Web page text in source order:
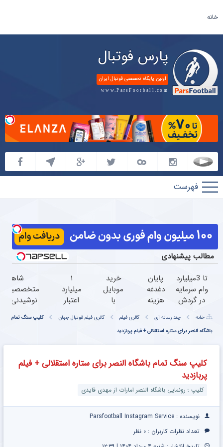
خانه
پارس فوتبال
اولین پایگاه تخصصی فوتبال ایران
www.ParsFootball.com
پارس
فوتبال
مطالب پیشنهادی
تا 3میلیارد
وام سرمایه
در گردش
=>
فروشگاهت
رو ثبت
پایان
دغدغه
هزینه
دندان
پزشکی
با پک
کننده
خرید
موبایل
با
پی |
قسط
سود و
۱
میلیارد
اعتبار
طلا |
ضامن
شاهکار
نوشیدنی
خوش طعم
پاکسازی
خانه چند رسانه ای گالری فیلم گالری فیلم فوتبال جهان
کلیپ سنگ تمام
باشگاه النصر برای ستاره استقلالی + فیلم پربازدید
کلیپ سنگ تمام باشگاه النصر برای ستاره استقلالی + فیلم
پربازدید
کلیپ ؛ رونمایی باشگاه النصر امارات از مهدی قایدی
نویسنده : Parsfootball Instagram Service
تعداد نظرات کاربران : ۰ نظر